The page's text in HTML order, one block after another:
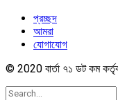
প্রচ্ছদ
আমরা
যোগাযোগ
© 2020 বার্তা ৭১ ডট কম